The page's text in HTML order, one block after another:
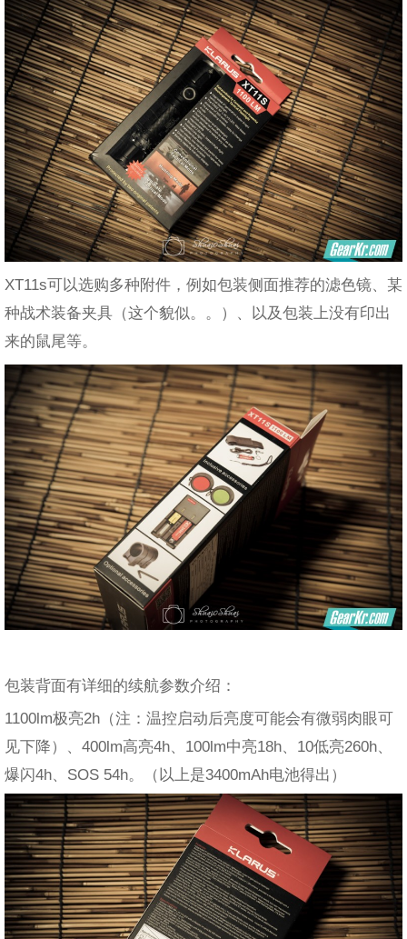
XT11s可以选购多种附件，例如包装侧面推荐的滤色镜、某
种战术装备夹具（这个貌似。。）、以及包装上没有印出
来的鼠尾等。
包装背面有详细的续航参数介绍：
1100lm极亮2h（注：温控启动后亮度可能会有微弱肉眼可
见下降）、400lm高亮4h、100lm中亮18h、10低亮260h、
爆闪4h、SOS 54h。（以上是3400mAh电池得出）